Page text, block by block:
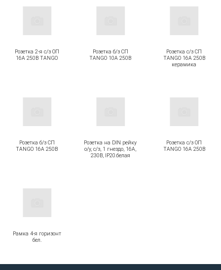
Розетка 2-я с/з ОП
16А 250В TANGO
Розетка б/з СП
TANGO 10А 250В
Розетка с/з СП
TANGO 16А 250В
керамика
Розетка б/з СП
TANGO 16А 250В
Розетка на DIN рейку
о/у, с/з, 1 гнездо, 16А,
230В, IP20.белая
Розетка c/з ОП
TANGO 16А 250В
Рамка 4-я горизонт
бел.